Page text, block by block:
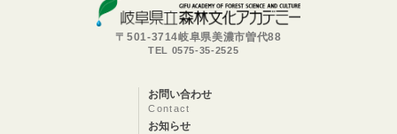
〒501-3714岐阜県美濃市曽代88
TEL 0575-35-2525
お問い合わせ
Contact
お知らせ